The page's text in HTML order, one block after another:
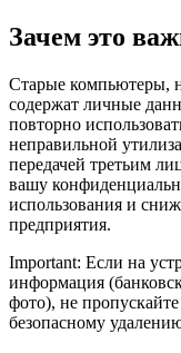
Зачем это
Старые компьютеры,
содержат личные
повторно
неправильной
передачей третьим
вашу
использования и
предприятия.
Important: Если на
информация
фото), не
безопасному